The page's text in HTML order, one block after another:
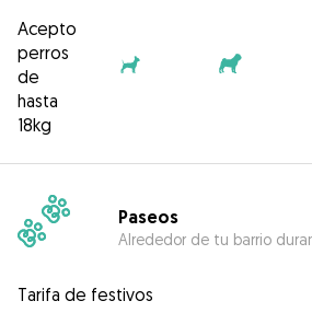
Acepto
perros
de
hasta
18kg
Paseos
Alrededor de tu barrio
Tarifa de festivos